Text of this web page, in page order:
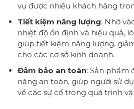
vụ được nhiều khách hàng
Tiết kiệm năng lượng: Nhờ
nhiệt độ ổn định và hiệu quả,
giúp tiết kiệm năng lượng,
cho các cơ sở kinh doanh.
Đảm bảo an toàn: Sản phẩm
năng an toàn, giúp người sử
về các sự cố trong quá trình